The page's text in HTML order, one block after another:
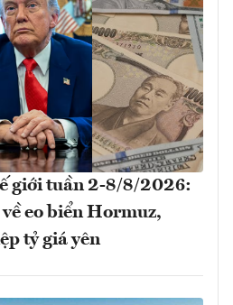
giới tuần 2-8/8/2026:
eo biển Hormuz,
tỷ giá yên